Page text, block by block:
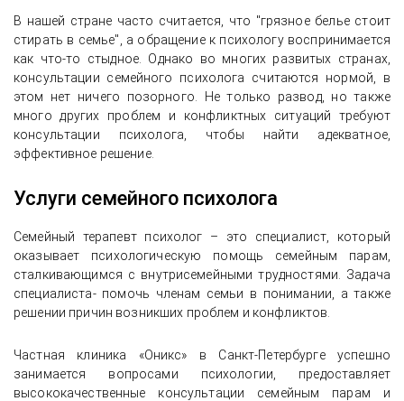
В нашей стране часто считается, что "грязное белье стоит
стирать в семье", а обращение к психологу воспринимается
как что-то стыдное. Однако во многих развитых странах,
консультации семейного психолога считаются нормой, в
этом нет ничего позорного. Не только развод, но также
много других проблем и конфликтных ситуаций требуют
консультации психолога, чтобы найти адекватное,
эффективное решение.
Услуги семейного психолога
Семейный терапевт психолог – это специалист, который
оказывает психологическую помощь семейным парам,
сталкивающимся с внутрисемейными трудностями. Задача
специалиста- помочь членам семьи в понимании, а также
решении причин возникших проблем и конфликтов.
Частная клиника «Оникс» в Санкт-Петербурге успешно
занимается вопросами психологии, предоставляет
высококачественные консультации семейным парам и